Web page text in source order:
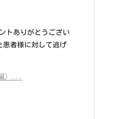
トありがとうござい
患者様に対して逃げ
）...